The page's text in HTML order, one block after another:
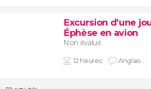
Excursion d'une
Éphèse en avion
Non évalué
12 heures Anglais